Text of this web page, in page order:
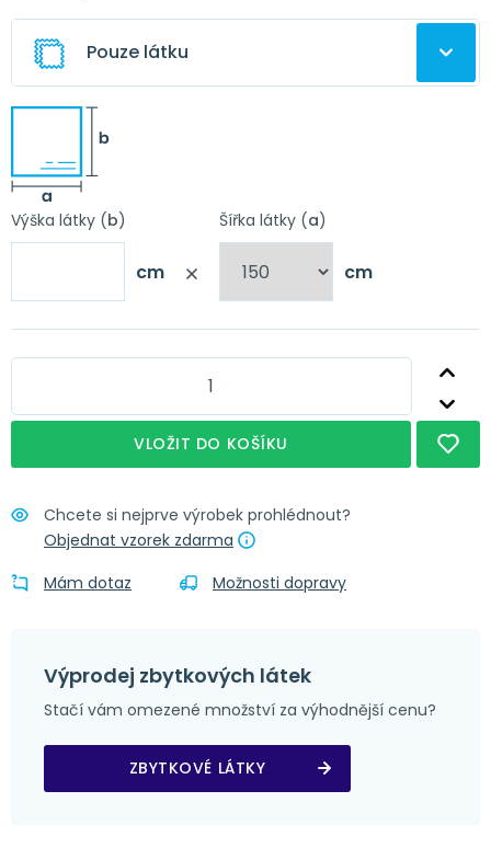
Pouze látku
Vyberte úpravu závěsu
Nápověda
Obšití + řasící stuha Nápověda
Obšití + narážecí kroužky 4 cm
Obšití + tunýlek 7 cm Nápověda
Obšití + poutka 4x8 cm Nápověda
Výška látky (b)
cm
Šířka látky (a)
cm
VLOŽIT DO KOŠÍKU
Chcete si nejprve výrobek prohlédnout?
Objednat vzorek zdarma
Mám dotaz
Možnosti dopravy
Výprodej zbytkových látek
Stačí vám omezené množství za výhodnější cenu?
ZBYTKOVÉ LÁTKY